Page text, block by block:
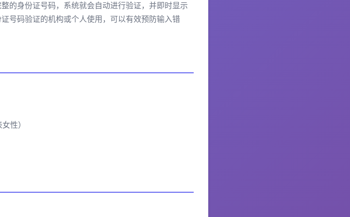
的身份证号码，系统就会自动进行验证，并即时显示
号码验证的机构或个人使用，可以有效预防输入错
性）